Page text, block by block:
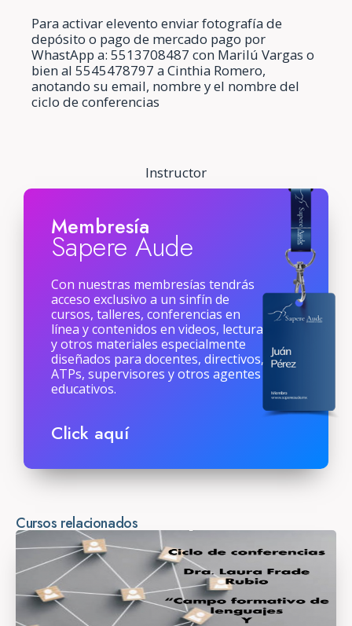
Instructor
Para activar elevento enviar fotografía de
depósito o pago de mercado pago por
WhastApp a: 5513708487 con Marilú Vargas o
bien al 5545478797 a Cinthia Romero,
anotando su email, nombre y el nombre del
ciclo de conferencias
Membresía
Sapere Aude
Con nuestras membresías tendrás
acceso exclusivo a un sinfín de
cursos, talleres, conferencias en
línea y contenidos en videos, lecturas
y otros materiales especialmente
diseñados para docentes, directivos,
ATPs, supervisores y otros agentes
educativos.
Click aquí
Cursos relacionados